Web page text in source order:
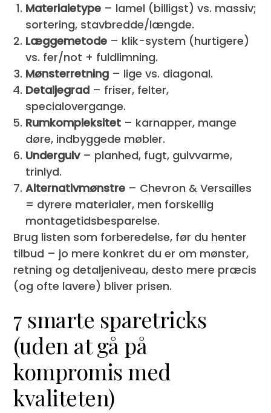
Materiale­type – lamel (billigst) vs. massiv;
sortering, stavbredde/længde.
Læggemetode – klik-system (hurtigere)
vs. fer/not + fuldlimning.
Mønster­retning – lige vs. diagonal.
Detalje­grad – friser, felter,
specialovergange.
Rum­kompleksitet – karnapper, mange
døre, indbyggede møbler.
Undergulv– planhed, fugt, gulvvarme,
trinlyd.
Alternativ­mønstre – Chevron & Versailles
= dyrere materialer, men forskellig
montage­tids­besparelse.
Brug listen som forberedelse, før du henter
tilbud – jo mere konkret du er om mønster,
retning og detaljeniveau, desto mere præcis
(og ofte lavere) bliver prisen.
7 smarte sparetricks
(uden at gå på
kompromis med
kvaliteten)